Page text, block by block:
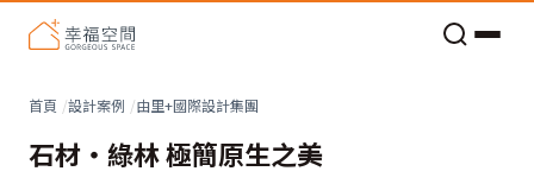
首頁 設計案例 由里+國際設計集團
石材‧綠林 極簡原生之美